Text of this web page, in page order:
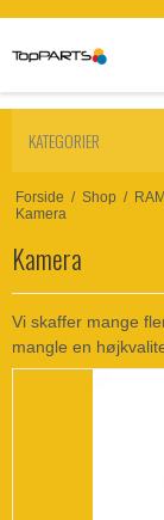
KATEGORIER
Forside / Shop /
Kamera
Kamera
Vi skaffer mange
mangle en